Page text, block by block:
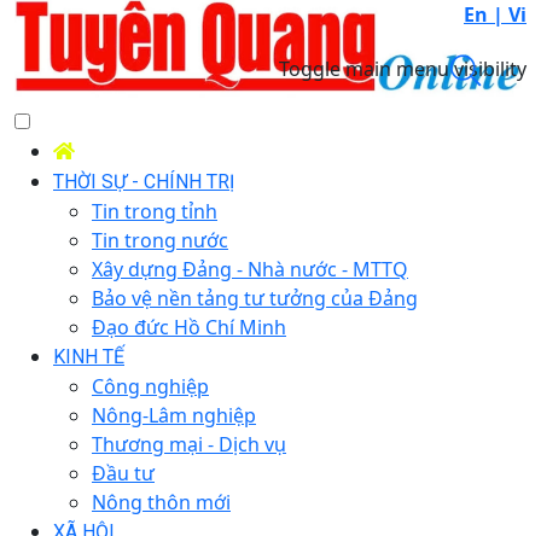
En | Vi
Toggle main menu visibility
THỜI SỰ - CHÍNH TRỊ
Tin trong tỉnh
Tin trong nước
Xây dựng Đảng - Nhà nước - MTTQ
Bảo vệ nền tảng tư tưởng của Đảng
Đạo đức Hồ Chí Minh
KINH TẾ
Công nghiệp
Nông-Lâm nghiệp
Thương mại - Dịch vụ
Đầu tư
Nông thôn mới